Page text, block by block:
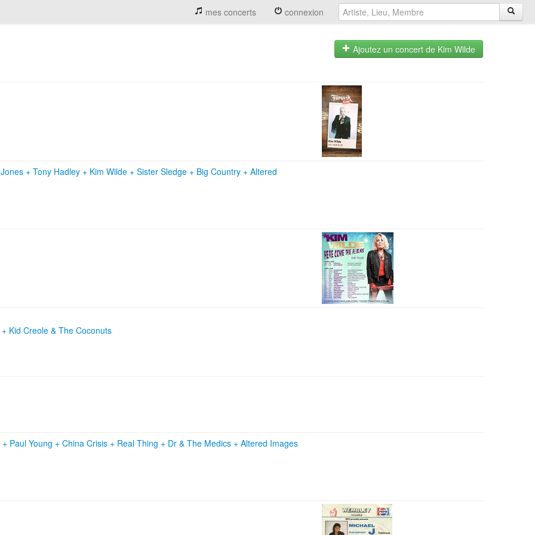
mes concerts connexion
Ajoutez un concert de Kim Wilde
+ Tony Hadley + Kim Wilde + Sister Sledge + Big Country + Altered
Kid Creole & The Coconuts
+ Paul Young + China Crisis + Real Thing + Dr & The Medics + Altered Images